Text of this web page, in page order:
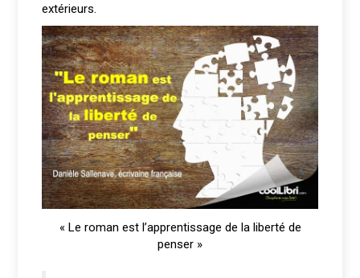
extérieurs.
« Le roman est l’apprentissage de la liberté de
penser »